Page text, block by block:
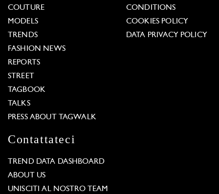
COUTURE
MODELS
TRENDS
FASHION NEWS
REPORTS
STREET
TAGBOOK
TALKS
PRESS ABOUT TAGWALK
CONDITIONS
COOKIES POLICY
DATA PRIVACY POLICY
Contattateci
TREND DATA DASHBOARD
ABOUT US
UNISCITI AL NOSTRO TEAM